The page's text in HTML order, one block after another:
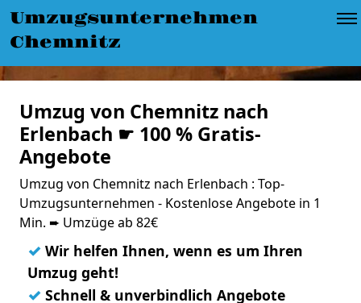
Umzugsunternehmen
Chemnitz
Umzug von Chemnitz nach
Erlenbach ☛ 100 % Gratis-
Angebote
Umzug von Chemnitz nach Erlenbach : Top-
Umzugsunternehmen - Kostenlose Angebote in 1
Min. ➨ Umzüge ab 82€
✓ Wir helfen Ihnen, wenn es um Ihren
Umzug geht!
✓ Schnell & unverbindlich Angebote